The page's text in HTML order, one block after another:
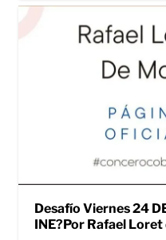
Desafío Viernes 24
INE?Por Rafael Loret